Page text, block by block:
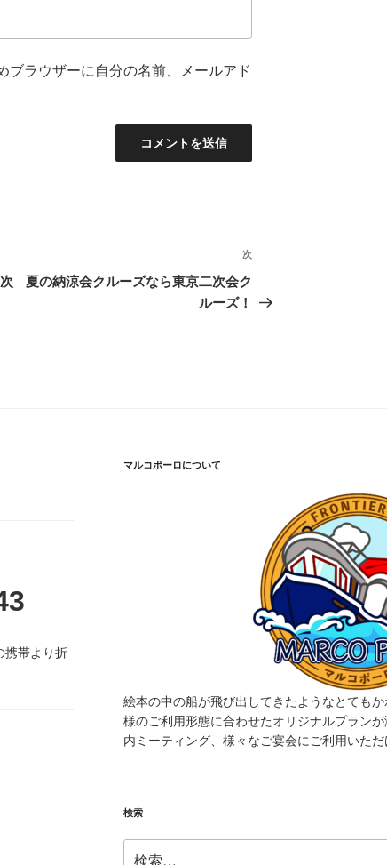
ブラウザーに自分の名前、メールアド
次
投
次
夏の納涼会クルーズなら東京二次会ク
ルーズ！
携帯より折
マルコポーロについて
絵本の中の船が飛び出してきたようなとても
様のご利用形態に合わせたオリジナルプラン
内ミーティング、様々なご宴会にご利用いただ
検索